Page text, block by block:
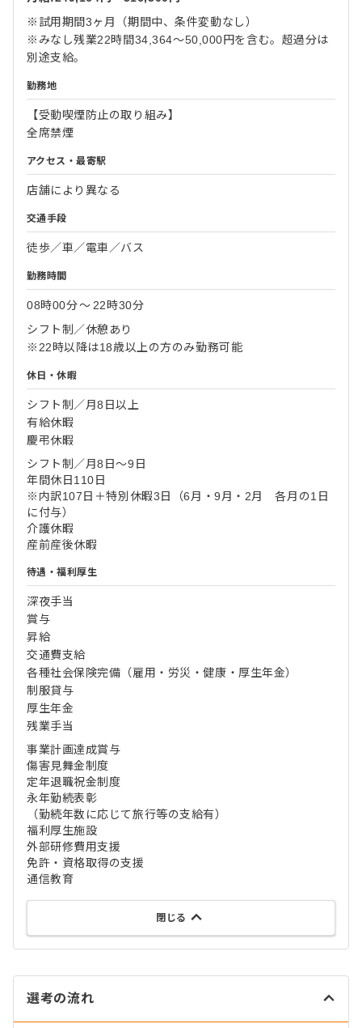
※試用期間3ヶ月（期間中、条件変動なし）
※みなし残業22時間34,364～50,000円を含む。超過分は
別途支給。
勤務地
【受動喫煙防止の取り組み】
全席禁煙
アクセス・最寄駅
店舗により異なる
交通手段
徒歩／車／電車／バス
勤務時間
08時00分〜 22時30分
シフト制／休憩あり
※22時以降は18歳以上の方のみ勤務可能
休日・休暇
シフト制／月8日以上
有給休暇
慶弔休暇
シフト制／月8日～9日
年間休日110日
※内訳107日＋特別休暇3日（6月・9月・2月 各月の1日
に付与）
介護休暇
産前産後休暇
待遇・福利厚生
深夜手当
賞与
昇給
交通費支給
各種社会保険完備（雇用・労災・健康・厚生年金）
制服貸与
厚生年金
残業手当
事業計画達成賞与
傷害見舞金制度
定年退職祝金制度
永年勤続表彰
（勤続年数に応じて旅行等の支給有）
福利厚生施設
外部研修費用支援
免許・資格取得の支援
通信教育
閉じる
選考の流れ